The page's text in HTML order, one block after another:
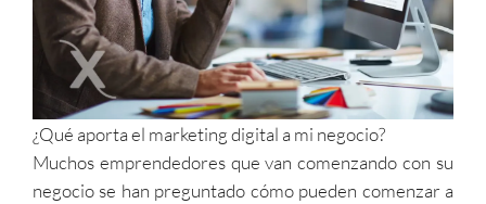
¿Qué aporta el marketing digital a mi negocio?
Muchos emprendedores que van comenzando con su
negocio se han preguntado cómo pueden comenzar a